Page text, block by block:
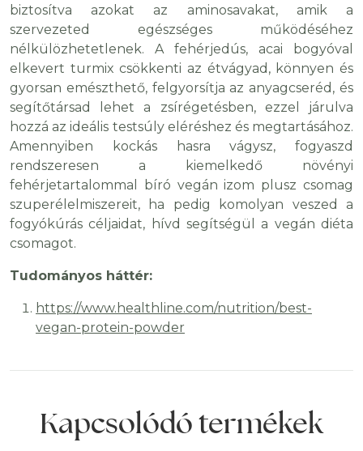
biztosítva azokat az aminosavakat, amik a
szervezeted egészséges működéséhez
nélkülözhetetlenek. A fehérjedús, acai bogyóval
elkevert turmix csökkenti az étvágyad, könnyen és
gyorsan emészthető, felgyorsítja az anyagcseréd, és
segítőtársad lehet a zsírégetésben, ezzel járulva
hozzá az ideális testsúly eléréshez és megtartásához.
Amennyiben kockás hasra vágysz, fogyaszd
rendszeresen a kiemelkedő növényi
fehérjetartalommal bíró vegán izom plusz csomag
szuperélelmiszereit, ha pedig komolyan veszed a
fogyókúrás céljaidat, hívd segítségül a vegán diéta
csomagot.
Tudományos háttér:
https://www.healthline.com/nutrition/best-
vegan-protein-powder
Kapcsolódó termékek